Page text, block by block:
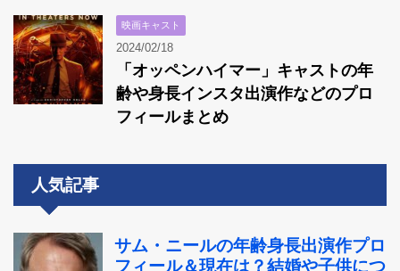
映画キャスト
2024/02/18
「オッペンハイマー」キャストの年
齢や身長インスタ出演作などのプロ
フィールまとめ
人気記事